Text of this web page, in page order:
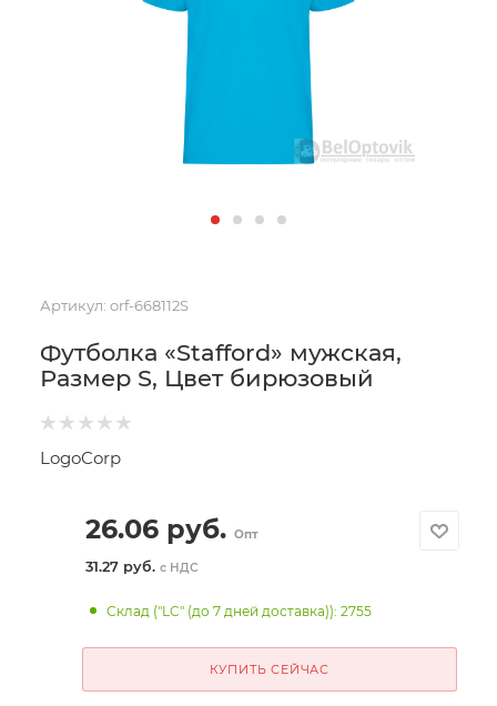
Артикул: orf-668112S
Футболка «Stafford» мужская,
Размер S, Цвет бирюзовый
LogoCorp
26.06руб. Опт
31.27 руб. с НДС
Склад ("LC" (до 7 дней доставка)): 2755
КУПИТЬ СЕЙЧАС